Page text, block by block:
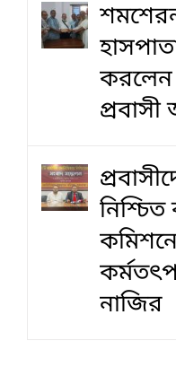
করলেন
নিশ্চিত
নাজির